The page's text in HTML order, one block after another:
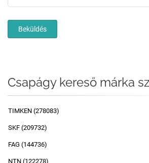
Beküldés
Csapágy kereső márka
TIMKEN (278083)
SKF (209732)
FAG (144736)
NTN (122278)